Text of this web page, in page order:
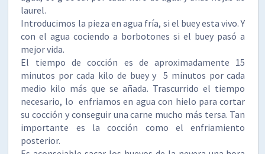
laurel.
Introducimos la pieza en agua fría, si el buey esta vivo. Y
con el agua cociendo a borbotones si el buey pasó a
mejor vida.
El tiempo de cocción es de aproximadamente 15
minutos por cada kilo de buey y 5 minutos por cada
medio kilo más que se añada. Trascurrido el tiempo
necesario, lo enfriamos en agua con hielo para cortar
su cocción y conseguir una carne mucho más tersa. Tan
importante es la cocción como el enfriamiento
posterior.